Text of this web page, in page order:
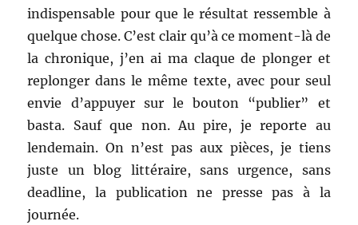
indispensable pour que le résultat ressemble à
quelque chose. C’est clair qu’à ce moment-là de
la chronique, j’en ai ma claque de plonger et
replonger dans le même texte, avec pour seul
envie d’appuyer sur le bouton “publier” et
basta. Sauf que non. Au pire, je reporte au
lendemain. On n’est pas aux pièces, je tiens
juste un blog littéraire, sans urgence, sans
deadline, la publication ne presse pas à la
journée.